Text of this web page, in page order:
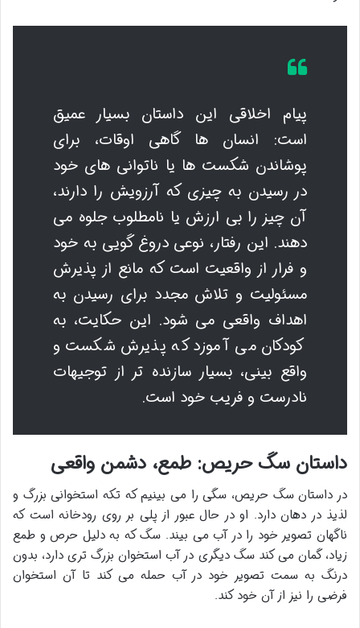
پیام اخلاقی این داستان بسیار عمیق
است: انسان ها گاهی اوقات، برای
پوشاندن شکست ها یا ناتوانی های خود
در رسیدن به چیزی که آرزویش را دارند،
آن چیز را بی ارزش یا نامطلوب جلوه می
دهند. این رفتار، نوعی دروغ گویی به خود
و فرار از واقعیت است که مانع از پذیرش
مسئولیت و تلاش مجدد برای رسیدن به
اهداف واقعی می شود. این حکایت، به
کودکان می آموزد که پذیرش شکست و
واقع بینی، بسیار سازنده تر از توجیهات
نادرست و فریب خود است.
داستان سگ حریص: طمع، دشمن واقعی
در داستان سگ حریص، سگی را می بینیم که تکه استخوانی بزرگ و
لذیذ در دهان دارد. او در حال عبور از پلی بر روی رودخانه است که
ناگهان تصویر خود را در آب می بیند. سگ که به دلیل حرص و طمع
زیاد، گمان می کند سگ دیگری در آب استخوان بزرگ تری دارد، بدون
درنگ به سمت تصویر خود در آب حمله می کند تا آن استخوان
فرضی را نیز از آن خود کند.